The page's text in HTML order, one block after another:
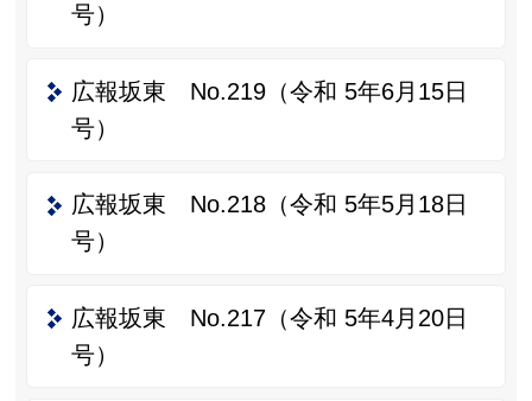
号）
広報坂東 No.219（令和 5年6月15日
号）
広報坂東 No.218（令和 5年5月18日
号）
広報坂東 No.217（令和 5年4月20日
号）